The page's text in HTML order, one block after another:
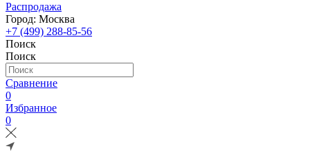
Распродажа
Город: Москва
+7 (499) 288-85-56
Поиск
Поиск
Сравнение
0
Избранное
0